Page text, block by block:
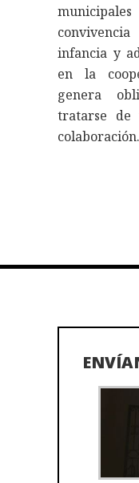
infancia y
en la
genera
tratarse de
colaboración.